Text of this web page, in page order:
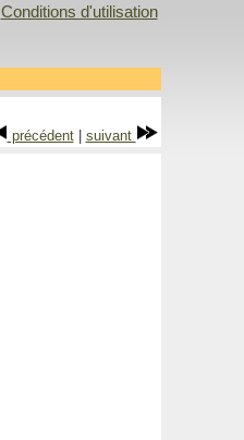
Conditions d'utilisation
précédent| suivant